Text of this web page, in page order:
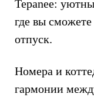
Tepanee:
где вы
отпуск.
Номера и
гармонии